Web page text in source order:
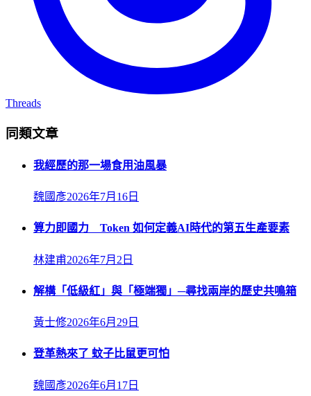
Threads
同類文章
我經歷的那一場食用油風暴
魏國彥2026年7月16日
算力即國力 Token 如何定義AI時代的第五生產要素
林建甫2026年7月2日
解構「低級紅」與「極端獨」─尋找兩岸的歷史共鳴箱
黃士修2026年6月29日
登革熱來了 蚊子比鼠更可怕
魏國彥2026年6月17日